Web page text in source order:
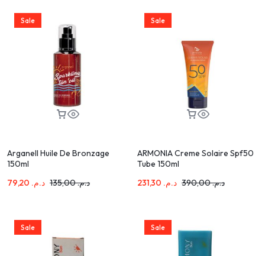
Sale
Arganell Huile De Bronzage
150ml
د.م.135,00 د.م.
Sale
ARMONIA Creme Solaire Spf50
Tube 150ml
د.م.390,00 د.م.
Sale Sale